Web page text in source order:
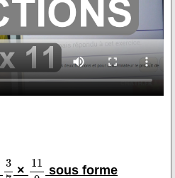
×
sous forme